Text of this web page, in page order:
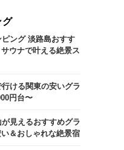
グ
ピング 淡路島おすす
ウナで叶える絶景ス
行ける関東の安いグラ
円台〜
が見えるおすすめグラ
＆おしゃれな絶景宿